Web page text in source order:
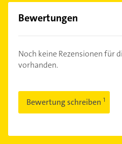
Bewertungen
Noch keine Rezensionen für
vorhanden.
Bewertung schreiben